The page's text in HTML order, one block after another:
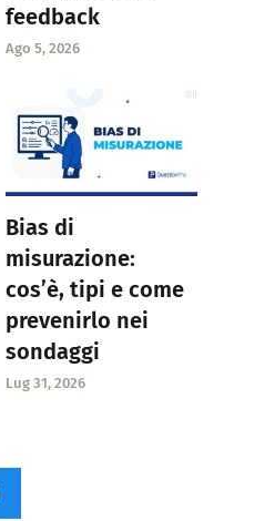
feedback
Ago 5, 2026
Bias di
misurazione:
cos’è, tipi e come
prevenirlo nei
sondaggi
Lug 31, 2026